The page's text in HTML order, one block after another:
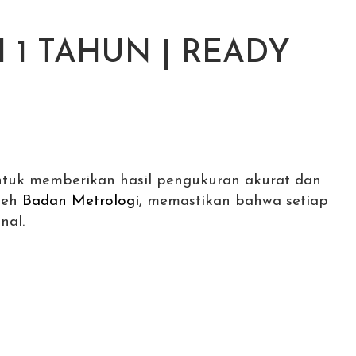
1 TAHUN | READY
memberikan hasil pengukuran akurat dan
Badan Metrologi, memastikan bahwa setiap